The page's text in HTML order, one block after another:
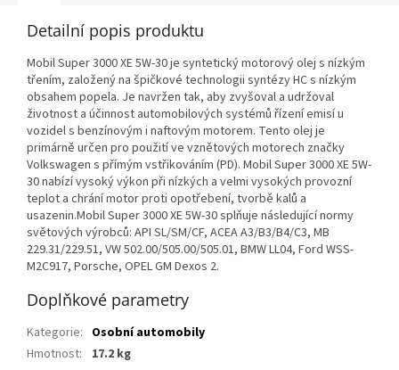
Detailní popis produktu
Mobil Super 3000 XE 5W-30 je syntetický motorový olej s nízkým
třením, založený na špičkové technologii syntézy HC s nízkým
obsahem popela. Je navržen tak, aby zvyšoval a udržoval
životnost a účinnost automobilových systémů řízení emisí u
vozidel s benzínovým i naftovým motorem. Tento olej je
primárně určen pro použití ve vznětových motorech značky
Volkswagen s přímým vstřikováním (PD). Mobil Super 3000 XE 5W-
30 nabízí vysoký výkon při nízkých a velmi vysokých provozní
teplot a chrání motor proti opotřebení, tvorbě kalů a
usazenin.Mobil Super 3000 XE 5W-30 splňuje následující normy
světových výrobců: API SL/SM/CF, ACEA A3/B3/B4/C3, MB
229.31/229.51, VW 502.00/505.00/505.01, BMW LL04, Ford WSS-
M2C917, Porsche, OPEL GM Dexos 2.
Doplňkové parametry
Kategorie: Osobní automobily
Hmotnost: 17.2 kg